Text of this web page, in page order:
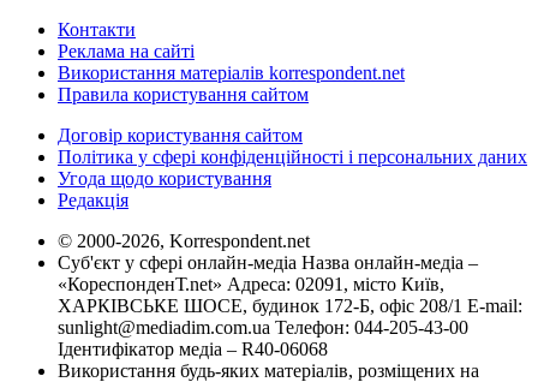
Контакти
Реклама на сайті
Використання матеріалів korrespondent.net
Правила користування сайтом
Договір користування сайтом
Політика у сфері конфіденційності і персональних даних
Угода щодо користування
Редакція
© 2000-2026, Korrespondent.net
Суб'єкт у сфері онлайн-медіа Назва онлайн-медіа –
«КореспонденТ.net» Адреса: 02091, місто Київ,
ХАРКІВСЬКЕ ШОСЕ, будинок 172-Б, офіс 208/1 E-mail:
sunlight@mediadim.com.ua Телефон: 044-205-43-00
Ідентифікатор медіа – R40-06068
Використання будь-яких матеріалів, розміщених на